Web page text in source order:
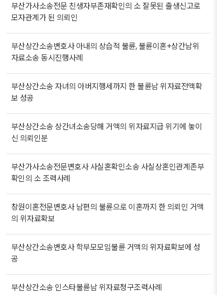
부산가사소송전문 친생자부존재확인의 소 잘못된 출생신고로
모자관계가 된 의뢰인
부산상간소송변호사 아내의 상습적 불륜, 불륜이혼+상간남위
자료소송 동시진행사례
부산상간소송 자녀의 아버지행세까지 한 불륜남 위자료전액확
보 성공
부산상간소송 상간녀소송당해 거액의 위자료지급 위기에 놓이
신 의뢰인분
부산가사소송전문변호사 사실혼확인소송 사실상혼인관계존부
확인의 소 조력사례
창원이혼전문변호사 남편의 불륜으로 이혼까지 한 의뢰인 거액
의 위자료확보
부산상간소송변호사 학부모모임불륜 거액의 위자료확보에 성
공
부산상간소송 인스타불륜남 위자료청구조력사례